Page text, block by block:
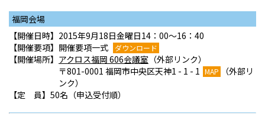
福岡会場
【開催日時】2015年9月18日金曜日14：00～16：40
【開催要項】開催要項一式
ダウンロード
【開催場所】 アクロス福岡 606会議室 （外部リンク）
〒801-0001 福岡市中央区天神1 - 1 - 1 MAP
（外部リ
ンク）
【定 員】50名（申込受付順）